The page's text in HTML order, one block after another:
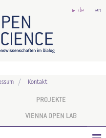
de en
Kontakt
PROJEKTE
VIENNA OPEN LAB